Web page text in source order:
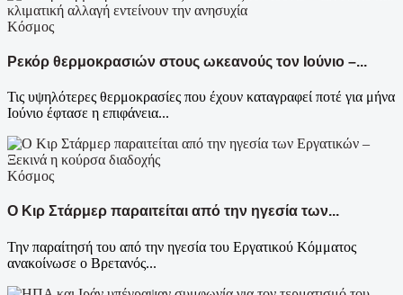
Κόσμος
Ρεκόρ θερμοκρασιών στους ωκεανούς τον Ιούνιο –...
Τις υψηλότερες θερμοκρασίες που έχουν καταγραφεί ποτέ για μήνα
Ιούνιο έφτασε η επιφάνεια...
Κόσμος
Ο Κιρ Στάρμερ παραιτείται από την ηγεσία των...
Την παραίτησή του από την ηγεσία του Εργατικού Κόμματος
ανακοίνωσε ο Βρετανός...